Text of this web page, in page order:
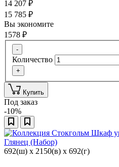
14 207 ₽
15 785 ₽
Вы экономите
1578 ₽
-
Количество
+
Купить
Под заказ
-10%
692(ш) x 2150(в) x 692(г)